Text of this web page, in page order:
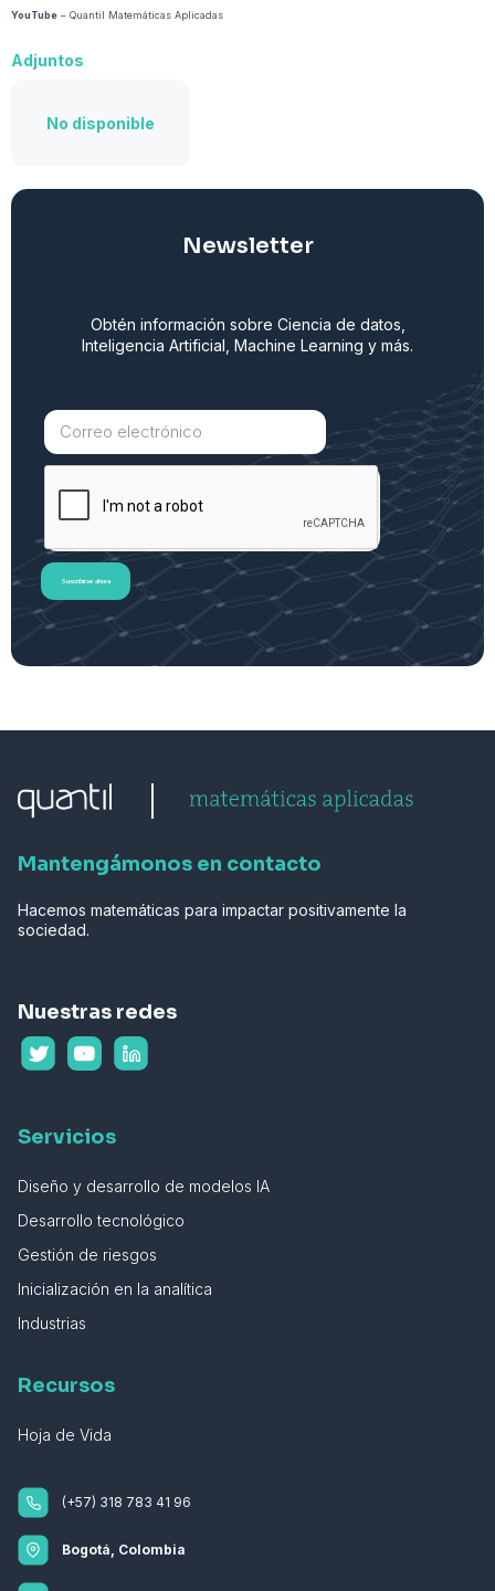
YouTube – Quantil Matemáticas Aplicadas
Adjuntos
No disponible
Newsletter
Obtén información sobre Ciencia de datos,
Inteligencia Artificial, Machine Learning y más.
Suscribirse ahora
Mantengámonos en contacto
Hacemos matemáticas para impactar positivamente la
sociedad.
Nuestras redes
Servicios
Diseño y desarrollo de modelos IA
Desarrollo tecnológico
Gestión de riesgos
Inicialización en la analítica
Industrias
Recursos
Hoja de Vida
(+57) 318 783 41 96
Bogotá, Colombia